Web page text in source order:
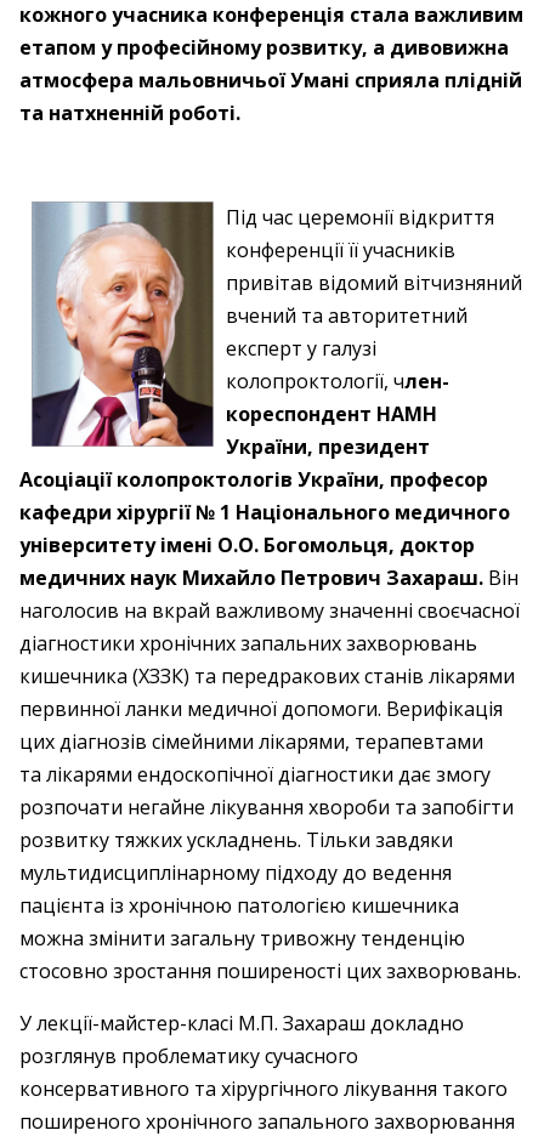
кожного учасника конференція стала важливим
етапом у професійному розвитку, а дивовижна
атмосфера мальовничьої Умані сприяла плідній
та натхненній роботі.
Під час церемонії відкриття
конференції її учасників
привітав відомий вітчизняний
вчений та авторитетний
експерт у галузі
колопроктології, член-
кореспондент НАМН
України, президент
Асоціації колопроктологів України, професор
кафедри хірургії № 1 Національного медичного
університету іменi О.О. Богомольця, доктор
медичних наук Михайло Петрович Захараш. Він
наголосив на вкрай важливому значенні своєчасної
діагностики хронічних запальних захворювань
кишечника (ХЗЗК) та передракових станів лікарями
первинної ланки медичної допомоги. Верифікація
цих діагнозів сімейними лікарями, терапевтами
та лікарями ендоскопічної діагностики дає змогу
розпочати негайне лікування хвороби та запобігти
розвитку тяжких ускладнень. Тільки завдяки
мультидисциплінарному підходу до ведення
пацієнта із хронічною патологією кишечника
можна змінити загальну тривожну тенденцію
стосовно зростання поширеності цих захворювань.
У лекції-майстер-класі М.П. Захараш докладно
розглянув проблематику сучасного
консервативного та хірургічного лікування такого
поширеного хронічного запального захворювання